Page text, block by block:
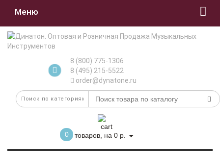
Меню
8 (800) 775-1306
8 (495) 215-5522
order@dynatone.ru
0 товаров, на 0 р.